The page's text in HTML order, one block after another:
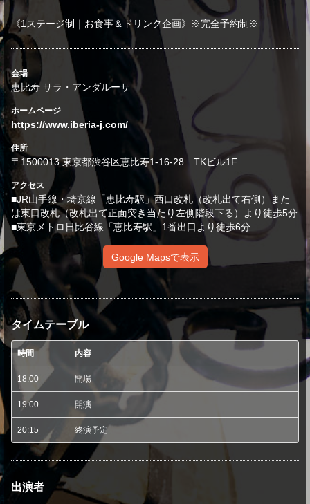
《1ステージ制｜お食事＆ドリンク企画》※完全予約制※
会場
恵比寿 サラ・アンダルーサ
ホームページ
https://www.iberia-j.com/
住所
〒1500013 東京都渋谷区恵比寿1-16-28 TKビル1F
アクセス
■JR山手線・埼京線「恵比寿駅」西口改札（改札出て右側）また
は東口改札（改札出て正面突き当たり左側階段下る）より徒歩5分
■東京メトロ日比谷線「恵比寿駅」1番出口より徒歩6分
Google Mapsで表示
タイムテーブル
時間 内容
18:00 開場
19:00 開演
20:15 終演予定
出演者